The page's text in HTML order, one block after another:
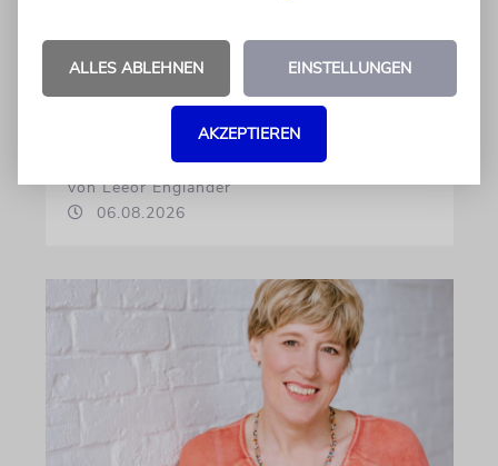
palästinensischer und muslimischer
Entfremdung in Deutschland. Sie lassen
zugleich einen entscheidenden blinden Fleck
im Nahostkonflikts unerwähnt
von Leeor Engländer
06.08.2026
ALLES ABLEHNEN EINSTELLUNGEN
AKZEPTIEREN